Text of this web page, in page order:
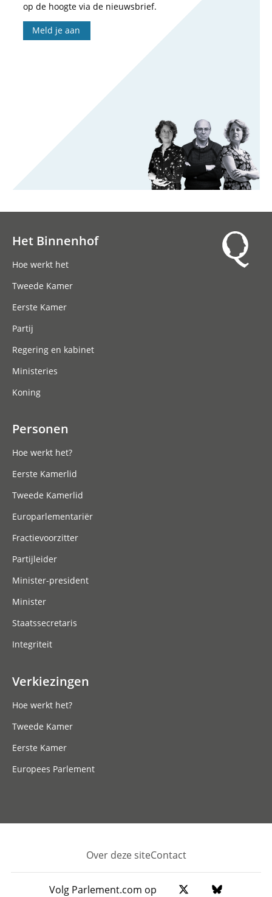
op de hoogte via de nieuwsbrief.
Meld je aan
Het Binnenhof
Hoe werkt het
Tweede Kamer
Eerste Kamer
Partij
Regering en kabinet
Ministeries
Koning
Personen
Hoe werkt het?
Eerste Kamerlid
Tweede Kamerlid
Europarlementariër
Fractievoorzitter
Partijleider
Minister-president
Minister
Staatssecretaris
Integriteit
Verkiezingen
Hoe werkt het?
Tweede Kamer
Eerste Kamer
Europees Parlement
Footer
Over deze siteContact
Volg Parlement.com op